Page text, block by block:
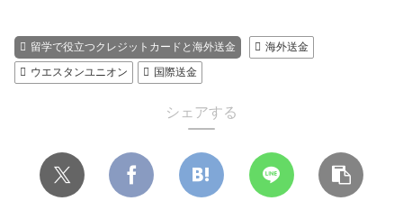
留学で役立つクレジットカードと海外送金
海外送金
ウエスタンユニオン
国際送金
シェアする